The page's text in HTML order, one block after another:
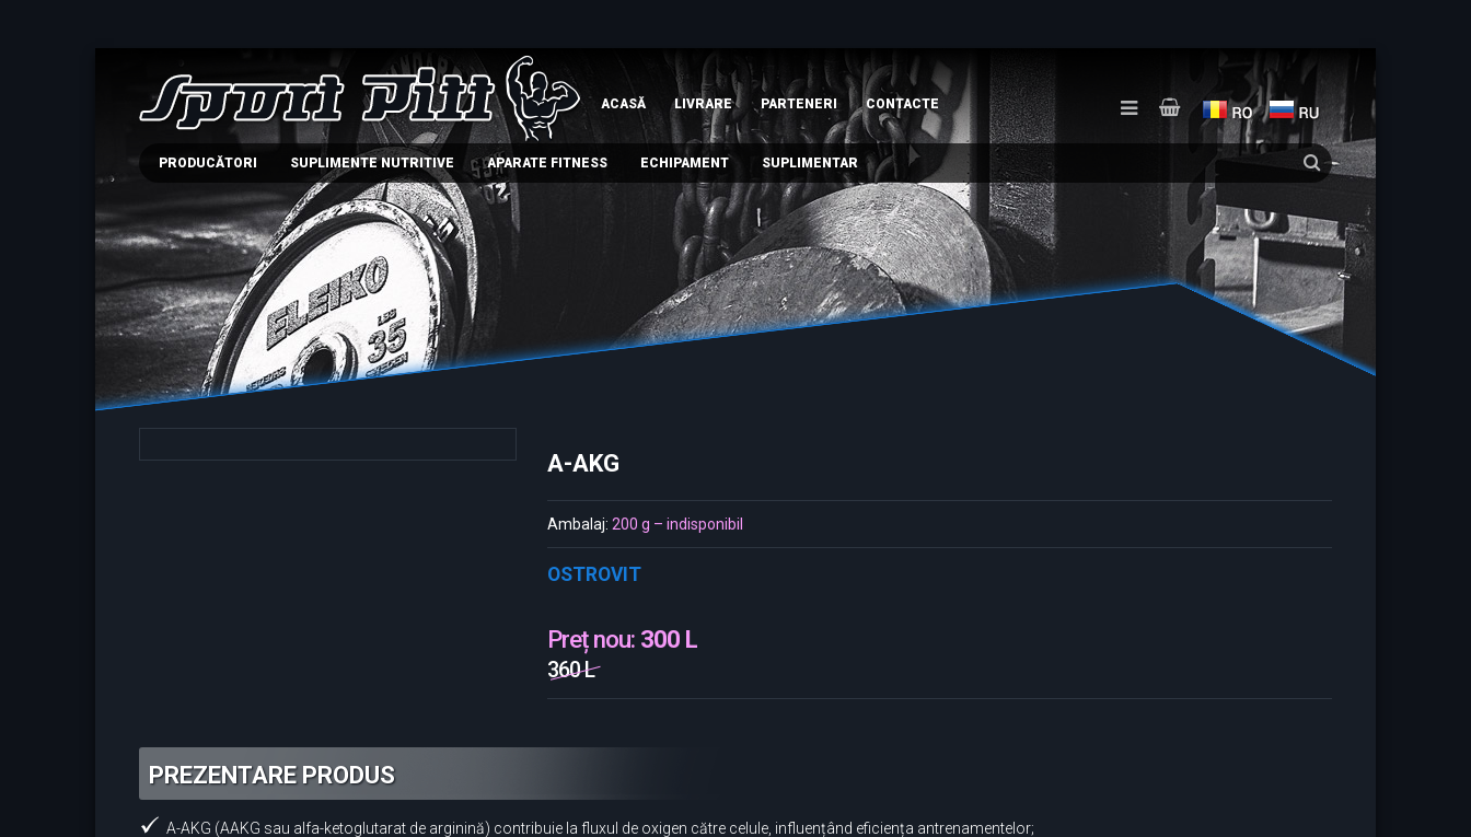
ACASĂ LIVRARE PARTENERI СONTACTE
PRODUCĂTORI SUPLIMENTE NUTRITIVE APARATE FITNESS ECHIPAMENT SUPLIMENTAR
A-AKG
Ambalaj: 200 g – indisponibil
OSTROVIT
Preț nou: 300 L
360 L
PREZENTARE PRODUS
A-AKG (AAKG sau alfa-ketoglutarat de arginină) contribuie la fluxul de oxigen către celule, influențând eficiența antrenamentelor;